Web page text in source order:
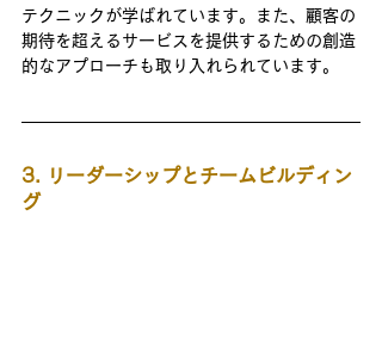
テクニックが学ばれています。また、顧客の
期待を超えるサービスを提供するための創造
的なアプローチも取り入れられています。
3. リーダーシップとチームビルディン
グ